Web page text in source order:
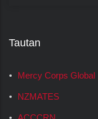
Tautan
Mercy Corps Global
NZMATES